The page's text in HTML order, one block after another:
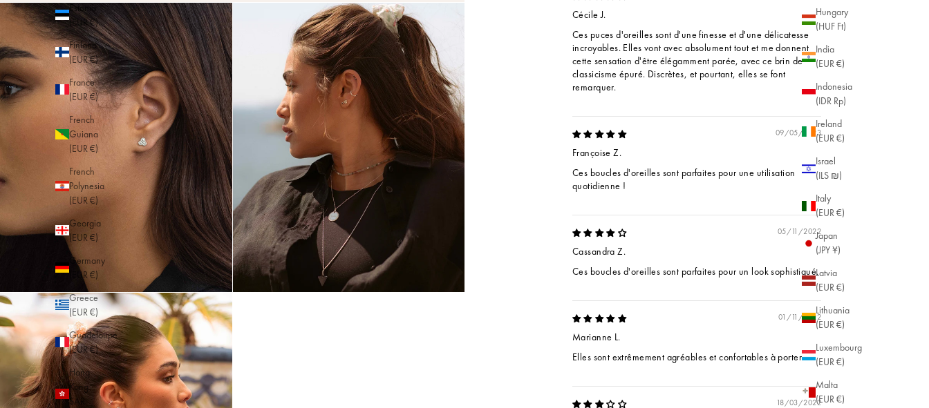
Hungary
(HUF Ft)
India
(EUR €)
Indonesia
(IDR Rp)
Ireland
(EUR €)
Israel
(ILS ₪)
Italy
(EUR €)
Japan
(JPY ¥)
Latvia
(EUR €)
Lithuania
(EUR €)
Luxembourg
(EUR €)
Malta
(EUR €)
Estonia
(EUR €)
Finland
(EUR €)
France
(EUR €)
French
Guiana
(EUR €)
French
Polynesia
(EUR €)
Georgia
(EUR €)
Germany
(EUR €)
Greece
(EUR €)
Guadeloupe
(EUR €)
Hong
Kong
SAR
Cécile J.
Ces puces d'oreilles sont d'une finesse et d'une délicatesse
incroyables. Elles vont avec absolument tout et me donnent
cette sensation d'être élégamment parée, avec ce brin de
classicisme épuré. Discrètes, et pourtant, elles se font
remarquer.
09/05/2023
Françoise Z.
Ces boucles d'oreilles sont parfaites pour une utilisation
quotidienne !
05/11/2022
Cassandra Z.
Ces boucles d'oreilles sont parfaites pour un look sophistiqué.
01/11/2022
Marianne L.
Elles sont extrêmement agréables et confortables à porter !
18/03/2022